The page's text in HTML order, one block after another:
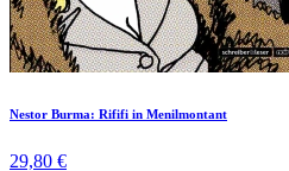
Nestor Burma: Rififi in Menilmontant
29,80 €